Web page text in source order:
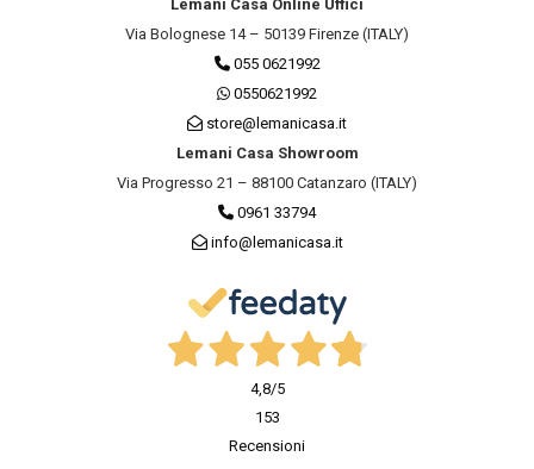
Lemani Casa Online Uffici
Via Bolognese 14 – 50139 Firenze (ITALY)
055 0621992
0550621992
store@lemanicasa.it
Lemani Casa Showroom
Via Progresso 21 – 88100 Catanzaro (ITALY)
0961 33794
info@lemanicasa.it
4,8/5
153
Recensioni